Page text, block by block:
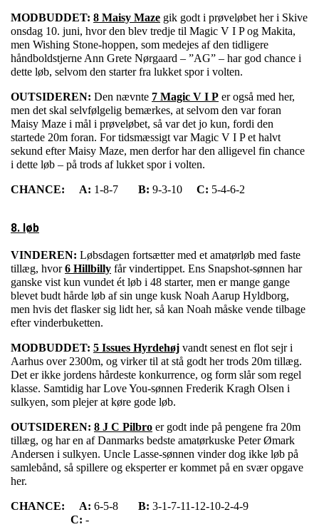
MODBUDDET: 8 Maisy Maze gik godt i prøveløbet her i Skive
onsdag 10. juni, hvor den blev tredje til Magic V I P og Makita,
men Wishing Stone-hoppen, som medejes af den tidligere
håndboldstjerne Ann Grete Nørgaard – ”AG” – har god chance i
dette løb, selvom den starter fra lukket spor i volten.
OUTSIDEREN: Den nævnte 7 Magic V I P er også med her,
men det skal selvfølgelig bemærkes, at selvom den var foran
Maisy Maze i mål i prøveløbet, så var det jo kun, fordi den
startede 20m foran. For tidsmæssigt var Magic V I P et halvt
sekund efter Maisy Maze, men derfor har den alligevel fin chance
i dette løb – på trods af lukket spor i volten.
CHANCE: A: 1-8-7 B: 9-3-10 C: 5-4-6-2
8. løb
VINDEREN: Løbsdagen fortsætter med et amatørløb med faste
tillæg, hvor6 Hillbilly får vindertippet. Ens Snapshot-sønnen har
ganske vist kun vundet ét løb i 48 starter, men er mange gange
blevet budt hårde løb af sin unge kusk Noah Aarup Hyldborg,
men hvis det flasker sig lidt her, så kan Noah måske vende tilbage
efter vinderbuketten.
MODBUDDET: 5 Issues Hyrdehøj vandt senest en flot sejr i
Aarhus over 2300m, og virker til at stå godt her trods 20m tillæg.
Det er ikke jordens hårdeste konkurrence, og form slår som regel
klasse. Samtidig har Love You-sønnen Frederik Kragh Olsen i
sulkyen, som plejer at køre gode løb.
OUTSIDEREN: 8 J C Pilbro er godt inde på pengene fra 20m
tillæg, og har en af Danmarks bedste amatørkuske Peter Ømark
Andersen i sulkyen. Uncle Lasse-sønnen vinder dog ikke løb på
samlebånd, så spillere og eksperter er kommet på en svær opgave
her.
CHANCE: A: 6-5-8 B: 3-1-7-11-12-10-2-4-9
C: -